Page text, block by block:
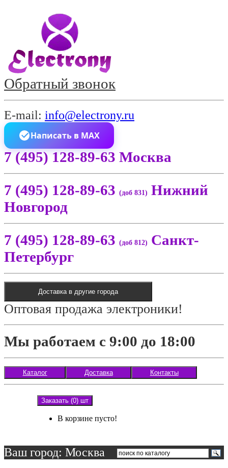
Обратный звонок
E-mail: info@electrony.ru
Написать в MAX
7 (495) 128-89-63 Москва
7 (495) 128-89-63 (доб 831) Нижний
Новгород
7 (495) 128-89-63 (доб 812) Санкт-
Петербург
Доставка в другие города
Оптовая продажа электроники!
Мы работаем с 9:00 до 18:00
Каталог Доставка Контакты
Заказать (0) шт
В корзине пусто!
Ваш город: Москва